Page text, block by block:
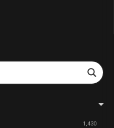
1,430